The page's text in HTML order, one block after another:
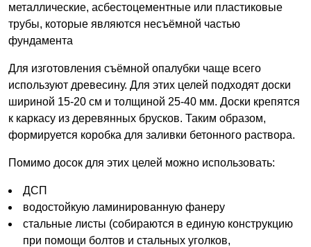
металлические, асбестоцементные или пластиковые
трубы, которые являются несъёмной частью
фундамента
Для изготовления съёмной опалубки чаще всего
используют древесину. Для этих целей подходят доски
шириной 15-20 см и толщиной 25-40 мм. Доски крепятся
к каркасу из деревянных брусков. Таким образом,
формируется коробка для заливки бетонного раствора.
Помимо досок для этих целей можно использовать:
ДСП
водостойкую ламинированную фанеру
стальные листы (собираются в единую конструкцию
при помощи болтов и стальных уголков,